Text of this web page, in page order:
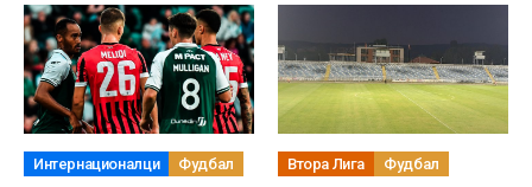
Интернационалци Фудбал Втора Лига Фудбал